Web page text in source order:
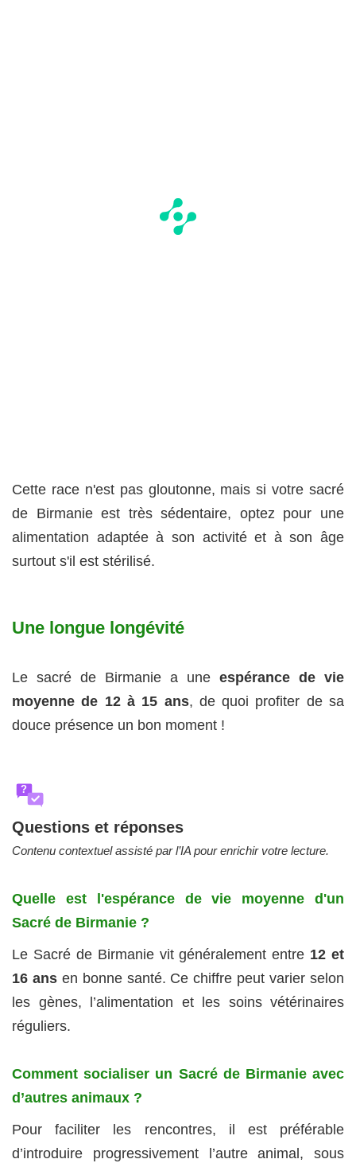
Cette race n'est pas gloutonne, mais si votre sacré
de Birmanie est très sédentaire, optez pour une
alimentation adaptée à son activité et à son âge
surtout s'il est stérilisé.
Une longue longévité
Le sacré de Birmanie a une espérance de vie
moyenne de 12 à 15 ans, de quoi profiter de sa
douce présence un bon moment !
?
Questions et réponses
Contenu contextuel assisté par l’IA pour enrichir votre lecture.
Quelle est l'espérance de vie moyenne d'un
Sacré de Birmanie ?
Le Sacré de Birmanie vit généralement entre 12 et
16 ansen bonne santé. Ce chiffre peut varier selon
les gènes, l’alimentation et les soins vétérinaires
réguliers.
Comment socialiser un Sacré de Birmanie avec
d’autres animaux ?
Pour faciliter les rencontres, il est préférable
d’introduire progressivement l’autre animal, sous